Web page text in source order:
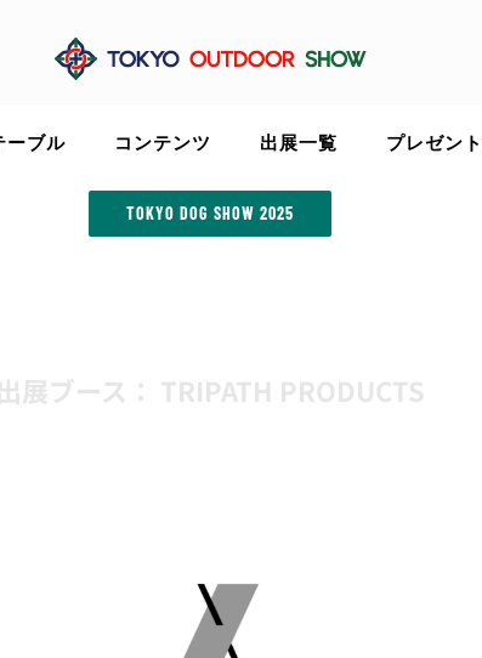
ーブル コンテンツ 出展一覧 プレゼント
TOKYO DOG SHOW 2025
出展ブース： TRIPATH PRODUCTS